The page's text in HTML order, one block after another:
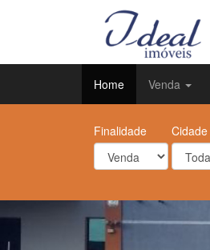
Home Venda
Finalidade Cidade